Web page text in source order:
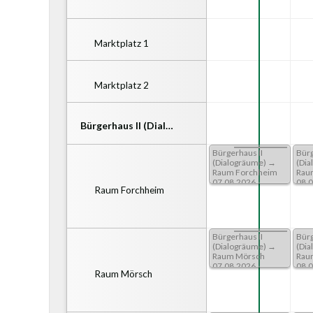
Marktplatz 1
Marktplatz 2
Bürgerhaus II (Dial…
Raum Forchheim
Raum Mörsch
Von 07:00 Bis 23:59
Bürgerhaus II
(Dialogräume) →
Raum Forchheim
07.08.2026
Von 07:00 Bis 23:59
Bürgerhaus II
(Dialogräume) →
Raum Mörsch
07.08.2026